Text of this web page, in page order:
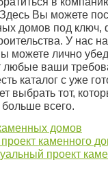
Вы можете
домов под ключ,
У нас
можете лично
любые ваши
каталог с уже
выбрать тот,
больше всего.
домов
каменного
проект